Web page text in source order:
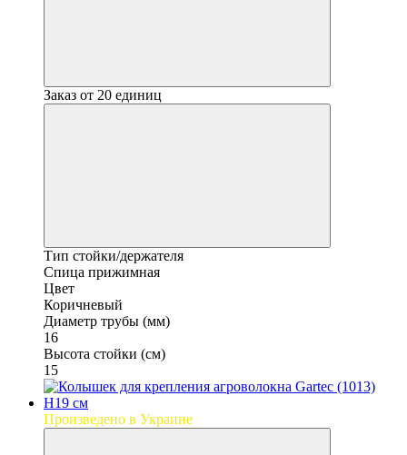
Заказ от 20 единиц
Тип стойки/держателя
Спица прижимная
Цвет
Коричневый
Диаметр трубы (мм)
16
Высота стойки (см)
15
Произведено в Украине